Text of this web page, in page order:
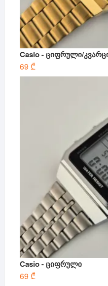
Casio - ციფრული/
69 ₾
Casio - ციფრული
69 ₾